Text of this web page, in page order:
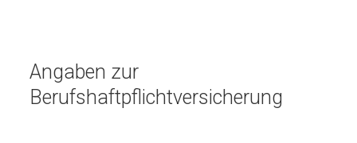
Angaben zur
Berufshaftpflichtversicherung